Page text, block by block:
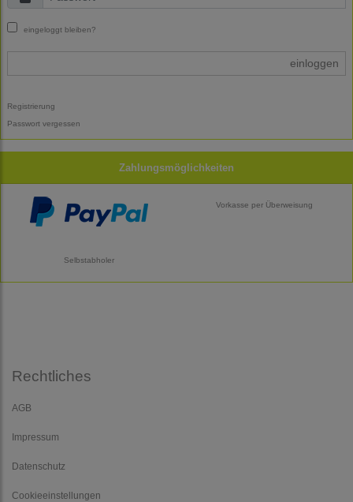
eingeloggt bleiben?
einloggen
Registrierung
Passwort vergessen
Zahlungsmöglichkeiten
Vorkasse per Überweisung
Selbstabholer
Rechtliches
AGB
Impressum
Datenschutz
Cookieeinstellungen